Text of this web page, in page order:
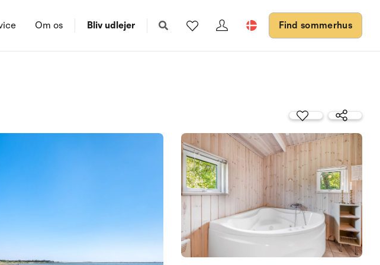
Om os Bliv udlejer Find sommerhus